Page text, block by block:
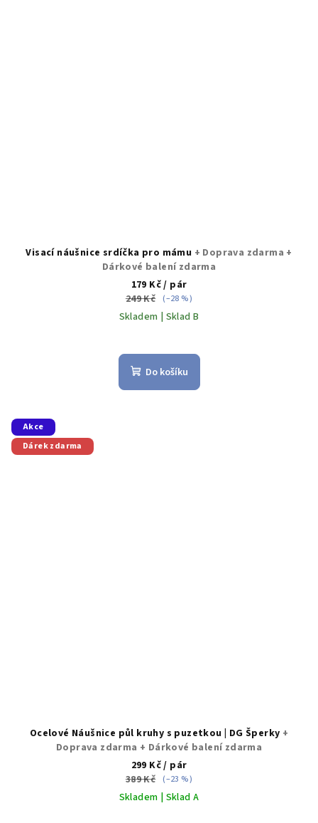
Visací náušnice srdíčka pro mámu + Doprava zdarma +
Dárkové balení zdarma
179 Kč/ pár
249 Kč (–28 %)
Skladem | Sklad B
hodnocení
produktu
Do košíku
Akce
Dárek zdarma
Ocelové Náušnice půl kruhy s puzetkou | DG Šperky +
Doprava zdarma + Dárkové balení zdarma
299 Kč/ pár
389 Kč (–23 %)
Skladem | Sklad A